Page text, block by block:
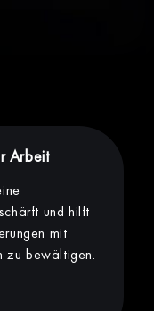
Arbeit
und hilft
mit
zu bewältigen.